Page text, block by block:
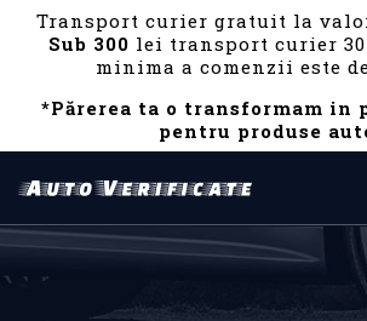
Transport curier gratuit la
Sub 300 lei transport curier
minima a comenzii este
*Părerea ta o transformam in
pentru produse